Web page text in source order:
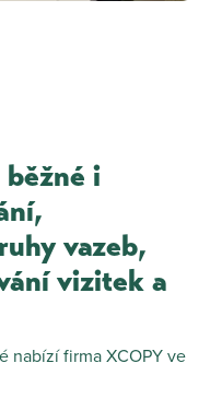
i
vazeb,
vizitek a
nabízí firma XCOPY ve